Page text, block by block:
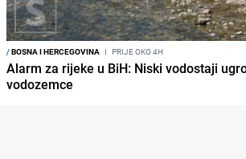
/BOSNA I HERCEGOVINA I PRIJE OKO 4H
Alarm za rijeke u BiH: Niski vodostaji
vodozemce